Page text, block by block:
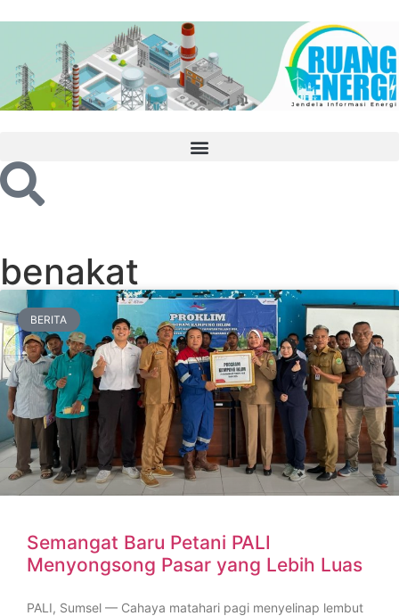
benakat
BERITA
Semangat Baru Petani PALI
Menyongsong Pasar yang Lebih Luas
PALI, Sumsel — Cahaya matahari pagi menyelinap lembut